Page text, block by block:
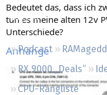
Regeln
Podcast
RX 9000 „Deals“
CPU-Rangliste
Bedeutet das, dass ich
tun es meine alten 12v
Unterschiede?
Anhänge